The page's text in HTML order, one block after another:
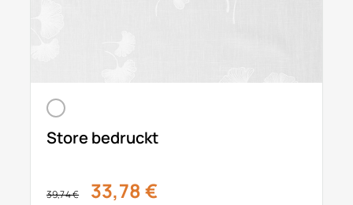
Store bedruckt
39,74 € 33,78 €